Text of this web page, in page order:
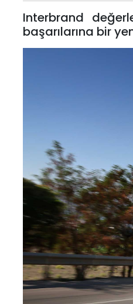
Kültür
Sanat
Sektörel
Arşiv
Giriş
Yap
Interbrand
başarılarına bir